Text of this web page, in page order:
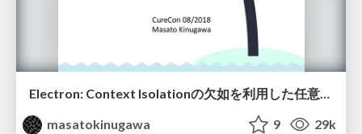
Electron: Context Isolationの欠如を利用した任意コード実行 / Electron: Abusing the lack of context isolation - CureCon(ja)
masatokinugawa
9 29k